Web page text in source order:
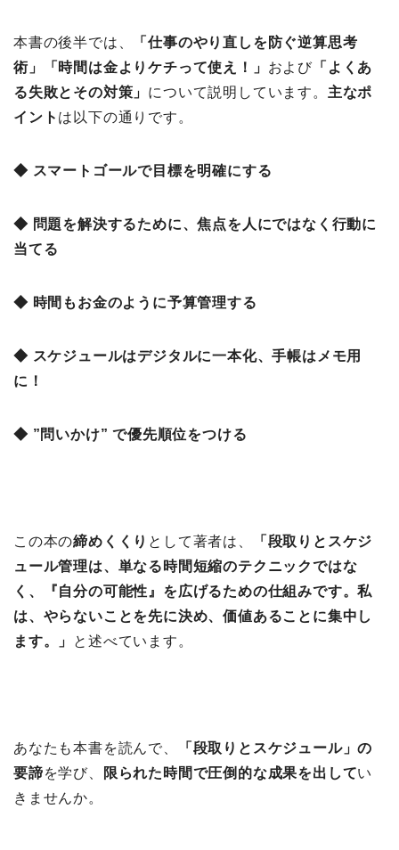
本書の後半では、
「仕事のやり直しを防ぐ逆算思考
術 」「時間は金よりケチって使え！」 および 「よくあ
る失敗とその対策」 について説明しています。 主なポ
イント は以下の通りです。
◆ スマートゴールで目標を明確にする
◆ 問題を解決するために、焦点を人にではなく行動に
当てる
◆ 時間もお金のように予算管理する
◆ スケジュールはデジタルに一本化、手帳はメモ用
に！
◆ ”問いかけ” で優先順位をつける
この本の締めくくり として著者は、
「段取りとスケジ
ュール管理は、単なる時間短縮のテクニックではな
く、『自分の可能性』を広げるための仕組みです。私
は、やらないことを先に決め、価値あることに集中し
ます。」
と述べています。
あなたも本書を読んで、
「段取りとスケジュール」の
要諦を学び、 限られた時間で圧倒的な成果を出してい
きませんか。